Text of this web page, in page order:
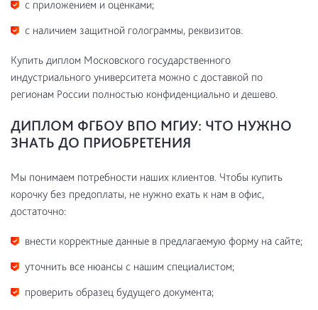
с приложением и оценками;
с наличием защитной голограммы, реквизитов.
Купить диплом Московского государственного
индустриального университета можно с доставкой по
регионам России полностью конфиденциально и дешево.
ДИПЛОМ ФГБОУ ВПО МГИУ: ЧТО НУЖНО
ЗНАТЬ ДО ПРИОБРЕТЕНИЯ
Мы понимаем потребности наших клиентов. Чтобы купить
корочку без предоплаты, не нужно ехать к нам в офис,
достаточно:
внести корректные данные в предлагаемую форму на сайте;
уточнить все нюансы с нашим специалистом;
проверить образец будущего документа;